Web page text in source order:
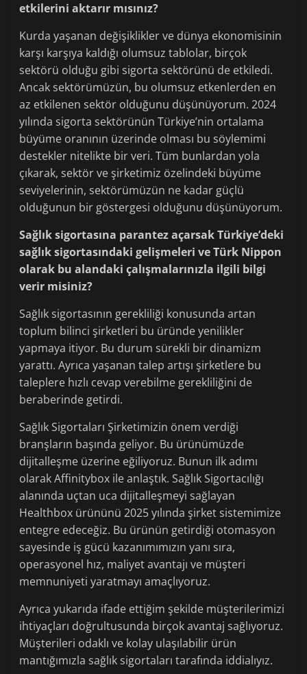
etkilerini aktarır mısınız?
Kurda yaşanan değişiklikler ve dünya ekonomisinin
karşı karşıya kaldığı olumsuz tablolar, birçok
sektörü olduğu gibi sigorta sektörünü de etkiledi.
Ancak sektörümüzün, bu olumsuz etkenlerden en
az etkilenen sektör olduğunu düşünüyorum. 2024
yılında sigorta sektörünün Türkiye’nin ortalama
büyüme oranının üzerinde olması bu söylemimi
destekler nitelikte bir veri. Tüm bunlardan yola
çıkarak, sektör ve şirketimiz özelindeki büyüme
seviyelerinin, sektörümüzün ne kadar güçlü
olduğunun bir göstergesi olduğunu düşünüyorum.
Sağlık sigortasına parantez açarsak Türkiye’deki
sağlık sigortasındaki gelişmeleri ve Türk Nippon
olarak bu alandaki çalışmalarınızla ilgili bilgi
verir misiniz?
Sağlık sigortasının gerekliliği konusunda artan
toplum bilinci şirketleri bu üründe yenilikler
yapmaya itiyor. Bu durum sürekli bir dinamizm
yarattı. Ayrıca yaşanan talep artışı şirketlere bu
taleplere hızlı cevap verebilme gerekliliğini de
beraberinde getirdi.
Sağlık Sigortaları Şirketimizin önem verdiği
branşların başında geliyor. Bu ürünümüzde
dijitalleşme üzerine eğiliyoruz. Bunun ilk adımı
olarak Affinitybox ile anlaştık. Sağlık Sigortacılığı
alanında uçtan uca dijitalleşmeyi sağlayan
Healthbox ürününü 2025 yılında şirket sistemimize
entegre edeceğiz. Bu ürünün getirdiği otomasyon
sayesinde iş gücü kazanımımızın yanı sıra,
operasyonel hız, maliyet avantajı ve müşteri
memnuniyeti yaratmayı amaçlıyoruz.
Ayrıca yukarıda ifade ettiğim şekilde müşterilerimizi
ihtiyaçları doğrultusunda birçok avantaj sağlıyoruz.
Müşterileri odaklı ve kolay ulaşılabilir ürün
mantığımızla sağlık sigortaları tarafında iddialıyız.